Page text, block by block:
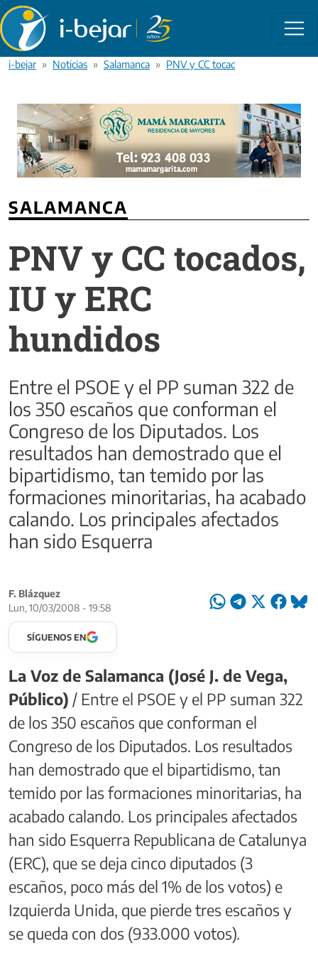
Pasar al contenido principal
i-bejar Noticias Salamanca PNV y CC tocados, IU y ERC
SALAMANCA
PNV y CC tocados,
IU y ERC
hundidos
Entre el PSOE y el PP suman 322 de
los 350 escaños que conforman el
Congreso de los Diputados. Los
resultados han demostrado que el
bipartidismo, tan temido por las
formaciones minoritarias, ha acabado
calando. Los principales afectados
han sido Esquerra
F. Blázquez
Lun, 10/03/2008 - 19:58
SÍGUENOS EN
La Voz de Salamanca (José J. de Vega,
Público) / Entre el PSOE y el PP suman 322
de los 350 escaños que conforman el
Congreso de los Diputados. Los resultados
han demostrado que el bipartidismo, tan
temido por las formaciones minoritarias, ha
acabado calando. Los principales afectados
han sido Esquerra Republicana de Catalunya
(ERC), que se deja cinco diputados (3
escaños, poco más del 1% de los votos) e
Izquierda Unida, que pierde tres escaños y
se queda con dos (933.000 votos).